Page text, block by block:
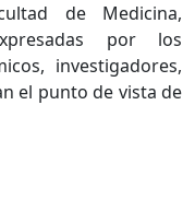
de Medicina,
por los
investigadores,
el punto de vista de